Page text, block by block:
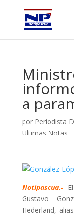
a
por Periodista
Ultimas Notas
Notipascua.-El
Gustavo
Hederland,